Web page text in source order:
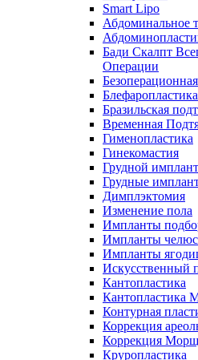
Smart Lipo
Абдоминальное
Бади Скалпт
Операции
Блефаропластика
Бразильская
Временная
Гименопластика
Гинекомастия
Грудной имплант
Грудные
Димплэктомия
Изменение пола
Импланты
Импланты
Импланты
Искусственный
Кантопластика
Кантопластика
Контурная
Коррекция
Коррекция
Круропластика